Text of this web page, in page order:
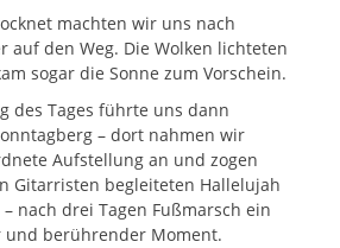
machten wir uns nach
auf den Weg. Die Wolken lichteten
sogar die Sonne zum Vorschein.
des Tages führte uns dann
– dort nahmen wir
Aufstellung an und zogen
Gitarristen begleiteten Hallelujah
nach drei Tagen Fußmarsch ein
berührender Moment.